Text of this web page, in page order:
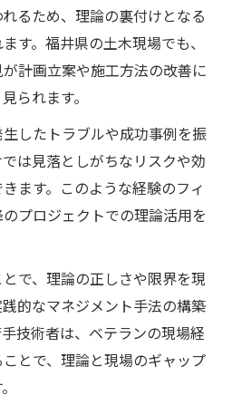
るため、理論の裏付けとなる
す。福井県の土木現場でも、
計画立案や施工方法の改善に
られます。
したトラブルや成功事例を振
は見落としがちなリスクや効
ます。このような経験のフィ
プロジェクトでの理論活用を
で、理論の正しさや限界を現
的なマネジメント手法の構築
技術者は、ベテランの現場経
とで、理論と現場のギャップ